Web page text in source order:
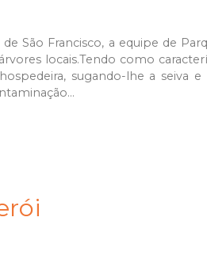
São Francisco, a equipe de
locais.Tendo como
sugando-lhe a seiva e